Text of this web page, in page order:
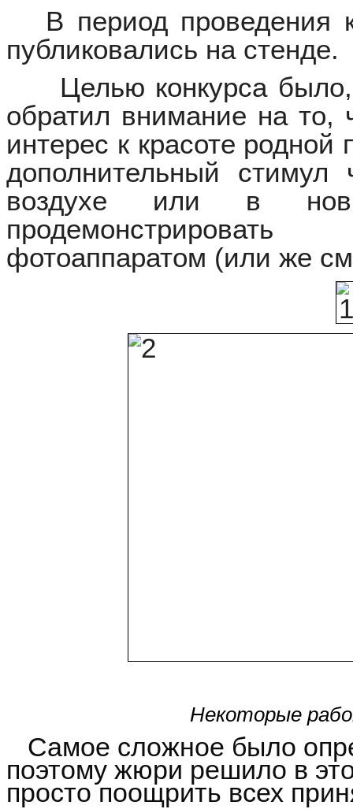
В период проведения
публиковались на стенде.
Целью конкурса было,
обратил внимание на то,
интерес к красоте
дополнительный
воздухе или в
фотоаппаратом (или же
Некоторые
Самое сложное было
поэтому жюри решило в
просто поощрить всех